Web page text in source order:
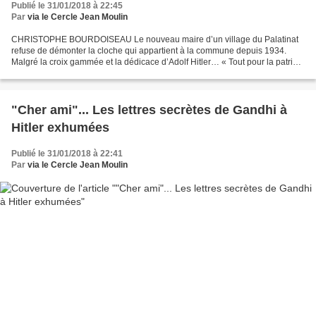
Publié le 31/01/2018 à 22:45
Par via le Cercle Jean Moulin
CHRISTOPHE BOURDOISEAU Le nouveau maire d’un village du Palatinat
refuse de démonter la cloche qui appartient à la commune depuis 1934.
Malgré la croix gammée et la dédicace d’Adolf Hitler… « Tout pour la patrie.
"Cher ami"... Les lettres secrètes de Gandhi à
Hitler exhumées
Publié le 31/01/2018 à 22:41
Par via le Cercle Jean Moulin